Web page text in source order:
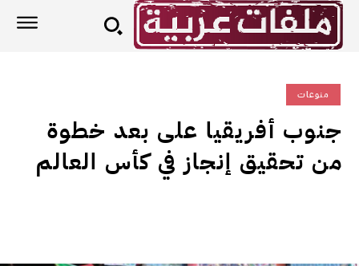
منوعات
جنوب أفريقيا على بعد خطوة
من تحقيق إنجاز في كأس العالم